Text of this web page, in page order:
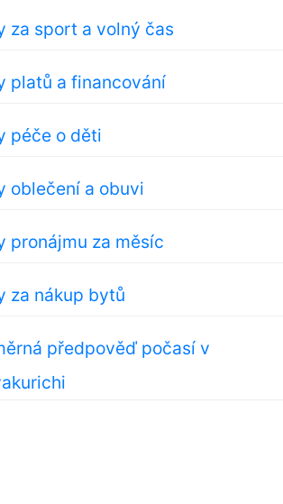
za sport a volný čas
platů a financování
péče o děti
oblečení a obuvi
pronájmu za měsíc
za nákup bytů
předpověď počasí v